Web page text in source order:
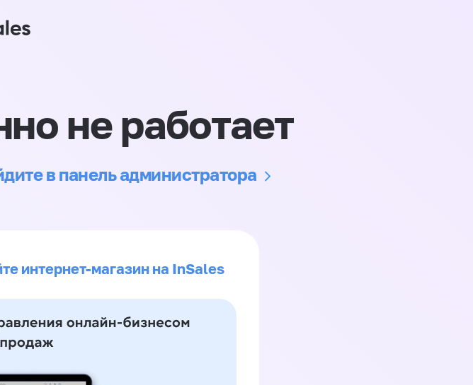
не работает
в панель администратора
интернет-магазин на InSales